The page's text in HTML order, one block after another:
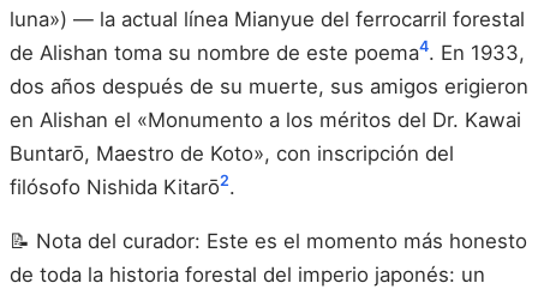
luna») — la actual línea Mianyue del ferrocarril forestal
de Alishan toma su nombre de este poema4. En 1933,
dos años después de su muerte, sus amigos erigieron
en Alishan el «Monumento a los méritos del Dr. Kawai
Buntarō, Maestro de Koto», con inscripción del
filósofo Nishida Kitarō2.
📝 Nota del curador: Este es el momento más honesto
de toda la historia forestal del imperio japonés: un